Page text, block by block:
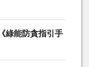
綠能防貪指引手